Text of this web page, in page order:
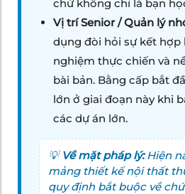
chứ không chỉ là bạn
Vị trí Senior / Quản lý
dụng đòi hỏi sự kết hợp
nghiệm thực chiến và
bài bản. Bằng cấp bắt
lớn ở giai đoạn này khi
các dự án lớn.
💡 Về mặt pháp lý:Hiện
mảng thiết kế nội thất
quy định bắt buộc về